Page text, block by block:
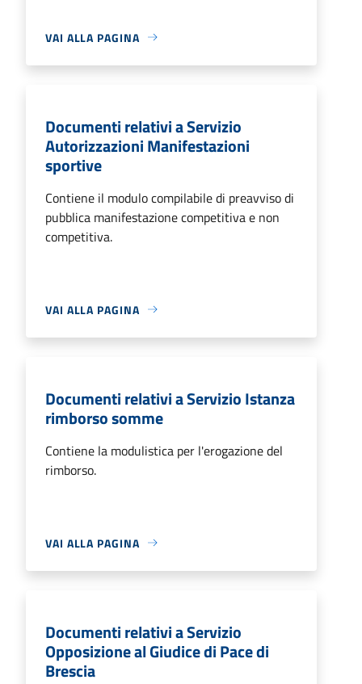
VAI ALLA PAGINA
Documenti relativi a Servizio
Autorizzazioni Manifestazioni
sportive
Contiene il modulo compilabile di preavviso di
pubblica manifestazione competitiva e non
competitiva.
VAI ALLA PAGINA
Documenti relativi a Servizio Istanza
rimborso somme
Contiene la modulistica per l'erogazione del
rimborso.
VAI ALLA PAGINA
Documenti relativi a Servizio
Opposizione al Giudice di Pace di
Brescia